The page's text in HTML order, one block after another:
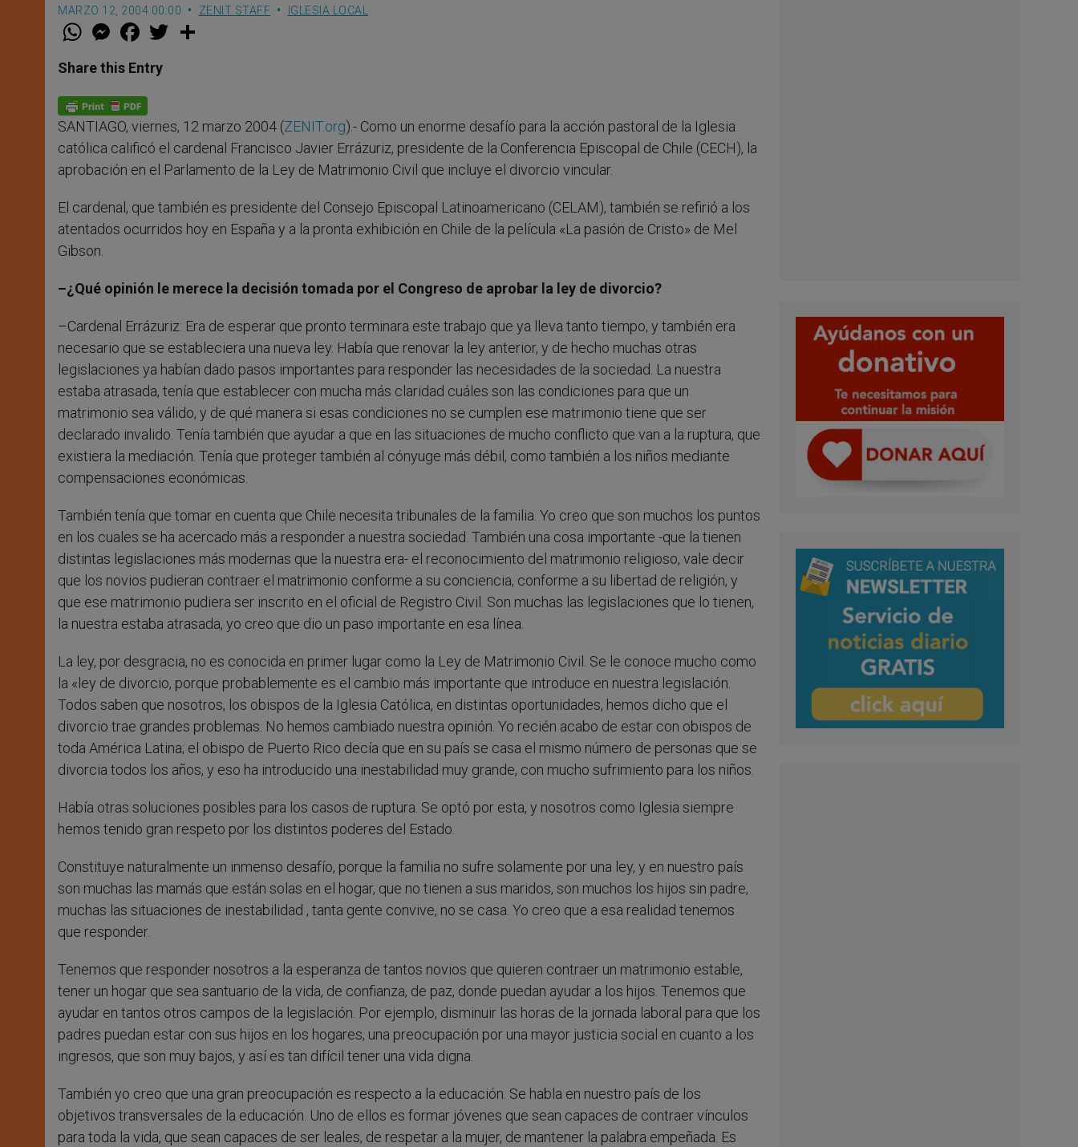
MARZO 12, 2004 00:00 ZENIT STAFF IGLESIA LOCAL
W
t
s
p
p
M
e
s
e
g
e
r
F
a
e
b
o
k
w
Share this Entry
SANTIAGO, viernes, 12 marzo 2004 (ZENIT.org).- Como un enorme desafío para la acción pastoral de la Iglesia
católica calificó el cardenal Francisco Javier Errázuriz, presidente de la Conferencia Episcopal de Chile (CECH), la
aprobación en el Parlamento de la Ley de Matrimonio Civil que incluye el divorcio vincular.
El cardenal, que también es presidente del Consejo Episcopal Latinoamericano (CELAM), también se refirió a los
atentados ocurridos hoy en España y a la pronta exhibición en Chile de la película «La pasión de Cristo» de Mel
Gibson.
–¿Qué opinión le merece la decisión tomada por el Congreso de aprobar la ley de divorcio?
–Cardenal Errázuriz: Era de esperar que pronto terminara este trabajo que ya lleva tanto tiempo, y también era
necesario que se estableciera una nueva ley. Había que renovar la ley anterior, y de hecho muchas otras
legislaciones ya habían dado pasos importantes para responder las necesidades de la sociedad. La nuestra
estaba atrasada, tenía que establecer con mucha más claridad cuáles son las condiciones para que un
matrimonio sea válido, y de qué manera si esas condiciones no se cumplen ese matrimonio tiene que ser
declarado invalido. Tenía también que ayudar a que en las situaciones de mucho conflicto que van a la ruptura, que
existiera la mediación. Tenía que proteger también al cónyuge más débil, como también a los niños mediante
compensaciones económicas.
También tenía que tomar en cuenta que Chile necesita tribunales de la familia. Yo creo que son muchos los puntos
en los cuales se ha acercado más a responder a nuestra sociedad. También una cosa importante -que la tienen
distintas legislaciones más modernas que la nuestra era- el reconocimiento del matrimonio religioso, vale decir
que los novios pudieran contraer el matrimonio conforme a su conciencia, conforme a su libertad de religión, y
que ese matrimonio pudiera ser inscrito en el oficial de Registro Civil. Son muchas las legislaciones que lo tienen,
la nuestra estaba atrasada, yo creo que dio un paso importante en esa línea.
La ley, por desgracia, no es conocida en primer lugar como la Ley de Matrimonio Civil. Se le conoce mucho como
la «ley de divorcio, porque probablemente es el cambio más importante que introduce en nuestra legislación.
Todos saben que nosotros, los obispos de la Iglesia Católica, en distintas oportunidades, hemos dicho que el
divorcio trae grandes problemas. No hemos cambiado nuestra opinión. Yo recién acabo de estar con obispos de
toda América Latina; el obispo de Puerto Rico decía que en su país se casa el mismo número de personas que se
divorcia todos los años, y eso ha introducido una inestabilidad muy grande, con mucho sufrimiento para los niños.
Había otras soluciones posibles para los casos de ruptura. Se optó por esta, y nosotros como Iglesia siempre
hemos tenido gran respeto por los distintos poderes del Estado.
Constituye naturalmente un inmenso desafío, porque la familia no sufre solamente por una ley, y en nuestro país
son muchas las mamás que están solas en el hogar, que no tienen a sus maridos, son muchos los hijos sin padre,
muchas las situaciones de inestabilidad , tanta gente convive, no se casa. Yo creo que a esa realidad tenemos
que responder.
Tenemos que responder nosotros a la esperanza de tantos novios que quieren contraer un matrimonio estable,
tener un hogar que sea santuario de la vida, de confianza, de paz, donde puedan ayudar a los hijos. Tenemos que
ayudar en tantos otros campos de la legislación. Por ejemplo, disminuir las horas de la jornada laboral para que los
padres puedan estar con sus hijos en los hogares, una preocupación por una mayor justicia social en cuanto a los
ingresos, que son muy bajos, y así es tan difícil tener una vida digna.
También yo creo que una gran preocupación es respecto a la educación. Se habla en nuestro país de los
objetivos transversales de la educación. Uno de ellos es formar jóvenes que sean capaces de contraer vínculos
para toda la vida, que sean capaces de ser leales, de respetar a la mujer, de mantener la palabra empeñada. Es